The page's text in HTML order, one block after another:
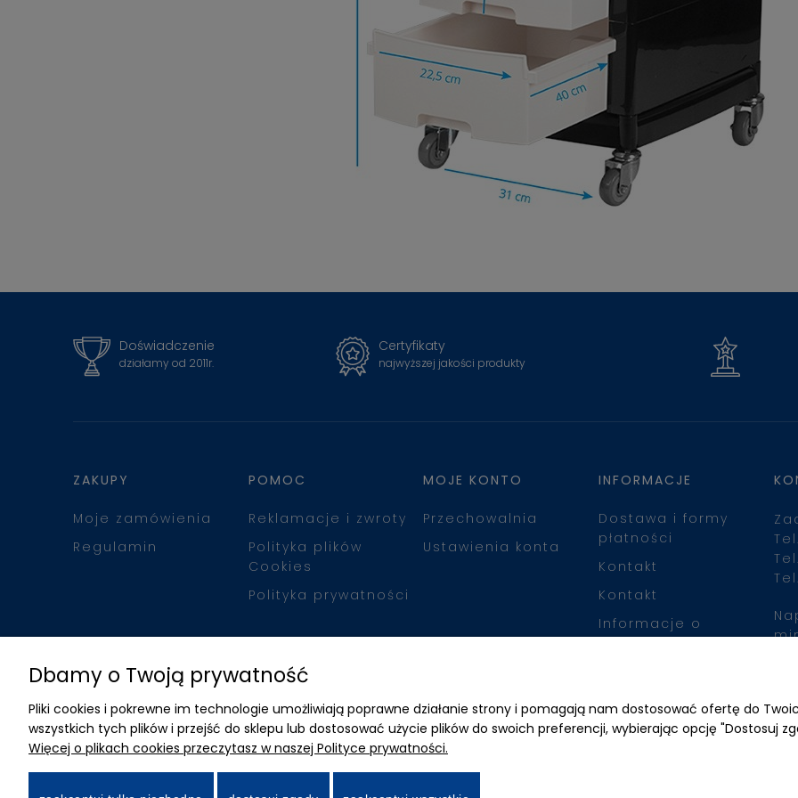
Doświadczenie
działamy od 2011r.
Certyfikaty
najwyższej jakości produkty
ZAKUPY
Moje zamówienia
Regulamin
POMOC
Reklamacje i zwroty
Polityka plików
Cookies
Polityka prywatności
MOJE KONTO
Przechowalnia
Ustawienia konta
INFORMACJE
Dostawa i formy
płatności
Kontakt
Kontakt
Informacje o
Dbamy o Twoją prywatność
Pliki cookies i pokrewne im technologie umożliwiają poprawne działanie strony i pomagają nam dostosować ofertę do
wszystkich tych plików i przejść do sklepu lub dostosować użycie plików do swoich preferencji, wybierając opcję "Dostosuj
Więcej o plikach cookies przeczytasz w naszej Polityce prywatności.